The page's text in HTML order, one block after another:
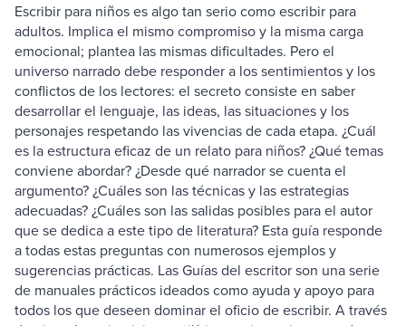
Escribir para niños es algo tan serio como escribir para
adultos. Implica el mismo compromiso y la misma carga
emocional; plantea las mismas dificultades. Pero el
universo narrado debe responder a los sentimientos y los
conflictos de los lectores: el secreto consiste en saber
desarrollar el lenguaje, las ideas, las situaciones y los
personajes respetando las vivencias de cada etapa. ¿Cuál
es la estructura eficaz de un relato para niños? ¿Qué temas
conviene abordar? ¿Desde qué narrador se cuenta el
argumento? ¿Cuáles son las técnicas y las estrategias
adecuadas? ¿Cuáles son las salidas posibles para el autor
que se dedica a este tipo de literatura? Esta guía responde
a todas estas preguntas con numerosos ejemplos y
sugerencias prácticas. Las Guías del escritor son una serie
de manuales prácticos ideados como ayuda y apoyo para
todos los que deseen dominar el oficio de escribir. A través